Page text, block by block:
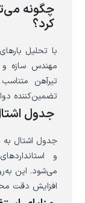
چگونه
کرد؟
با تحلیل
مهندس سازه و
تیرآهن
تضمین‌کننده
جدول
جدول اشتال به
و
می‌شود. این
افزایش دقت